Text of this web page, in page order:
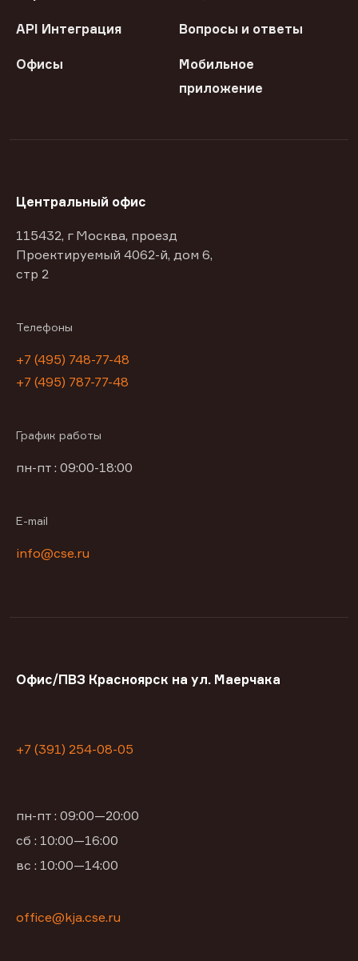
API Интеграция Вопросы и ответы
Офисы
Мобильное
приложение
Центральный офис
115432, г Москва, проезд
Проектируемый 4062-й, дом 6,
стр 2
Телефоны
+7 (495) 748-77-48
+7 (495) 787-77-48
График работы
пн-пт : 09:00-18:00
E-mail
info@cse.ru
Офис/ПВЗ Красноярск на ул. Маерчака
+7 (391) 254-08-05
пн-пт : 09:00—20:00
сб : 10:00—16:00
вс : 10:00—14:00
office@kja.cse.ru